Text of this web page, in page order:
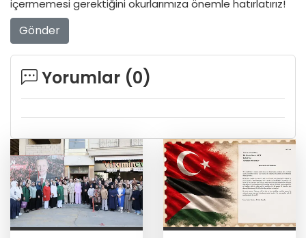
içermemesi gerektiğini okurlarımıza önemle hatırlatırız!
Gönder
Yorumlar (0)